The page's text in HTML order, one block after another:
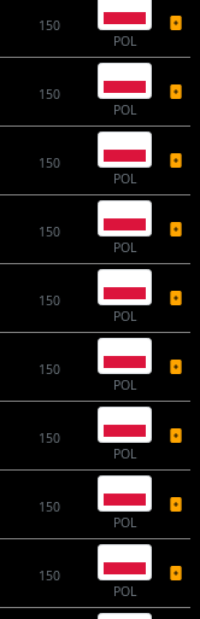
150
POL
150
POL
150
POL
150
POL
150
POL
150
POL
150
POL
150
POL
150
POL